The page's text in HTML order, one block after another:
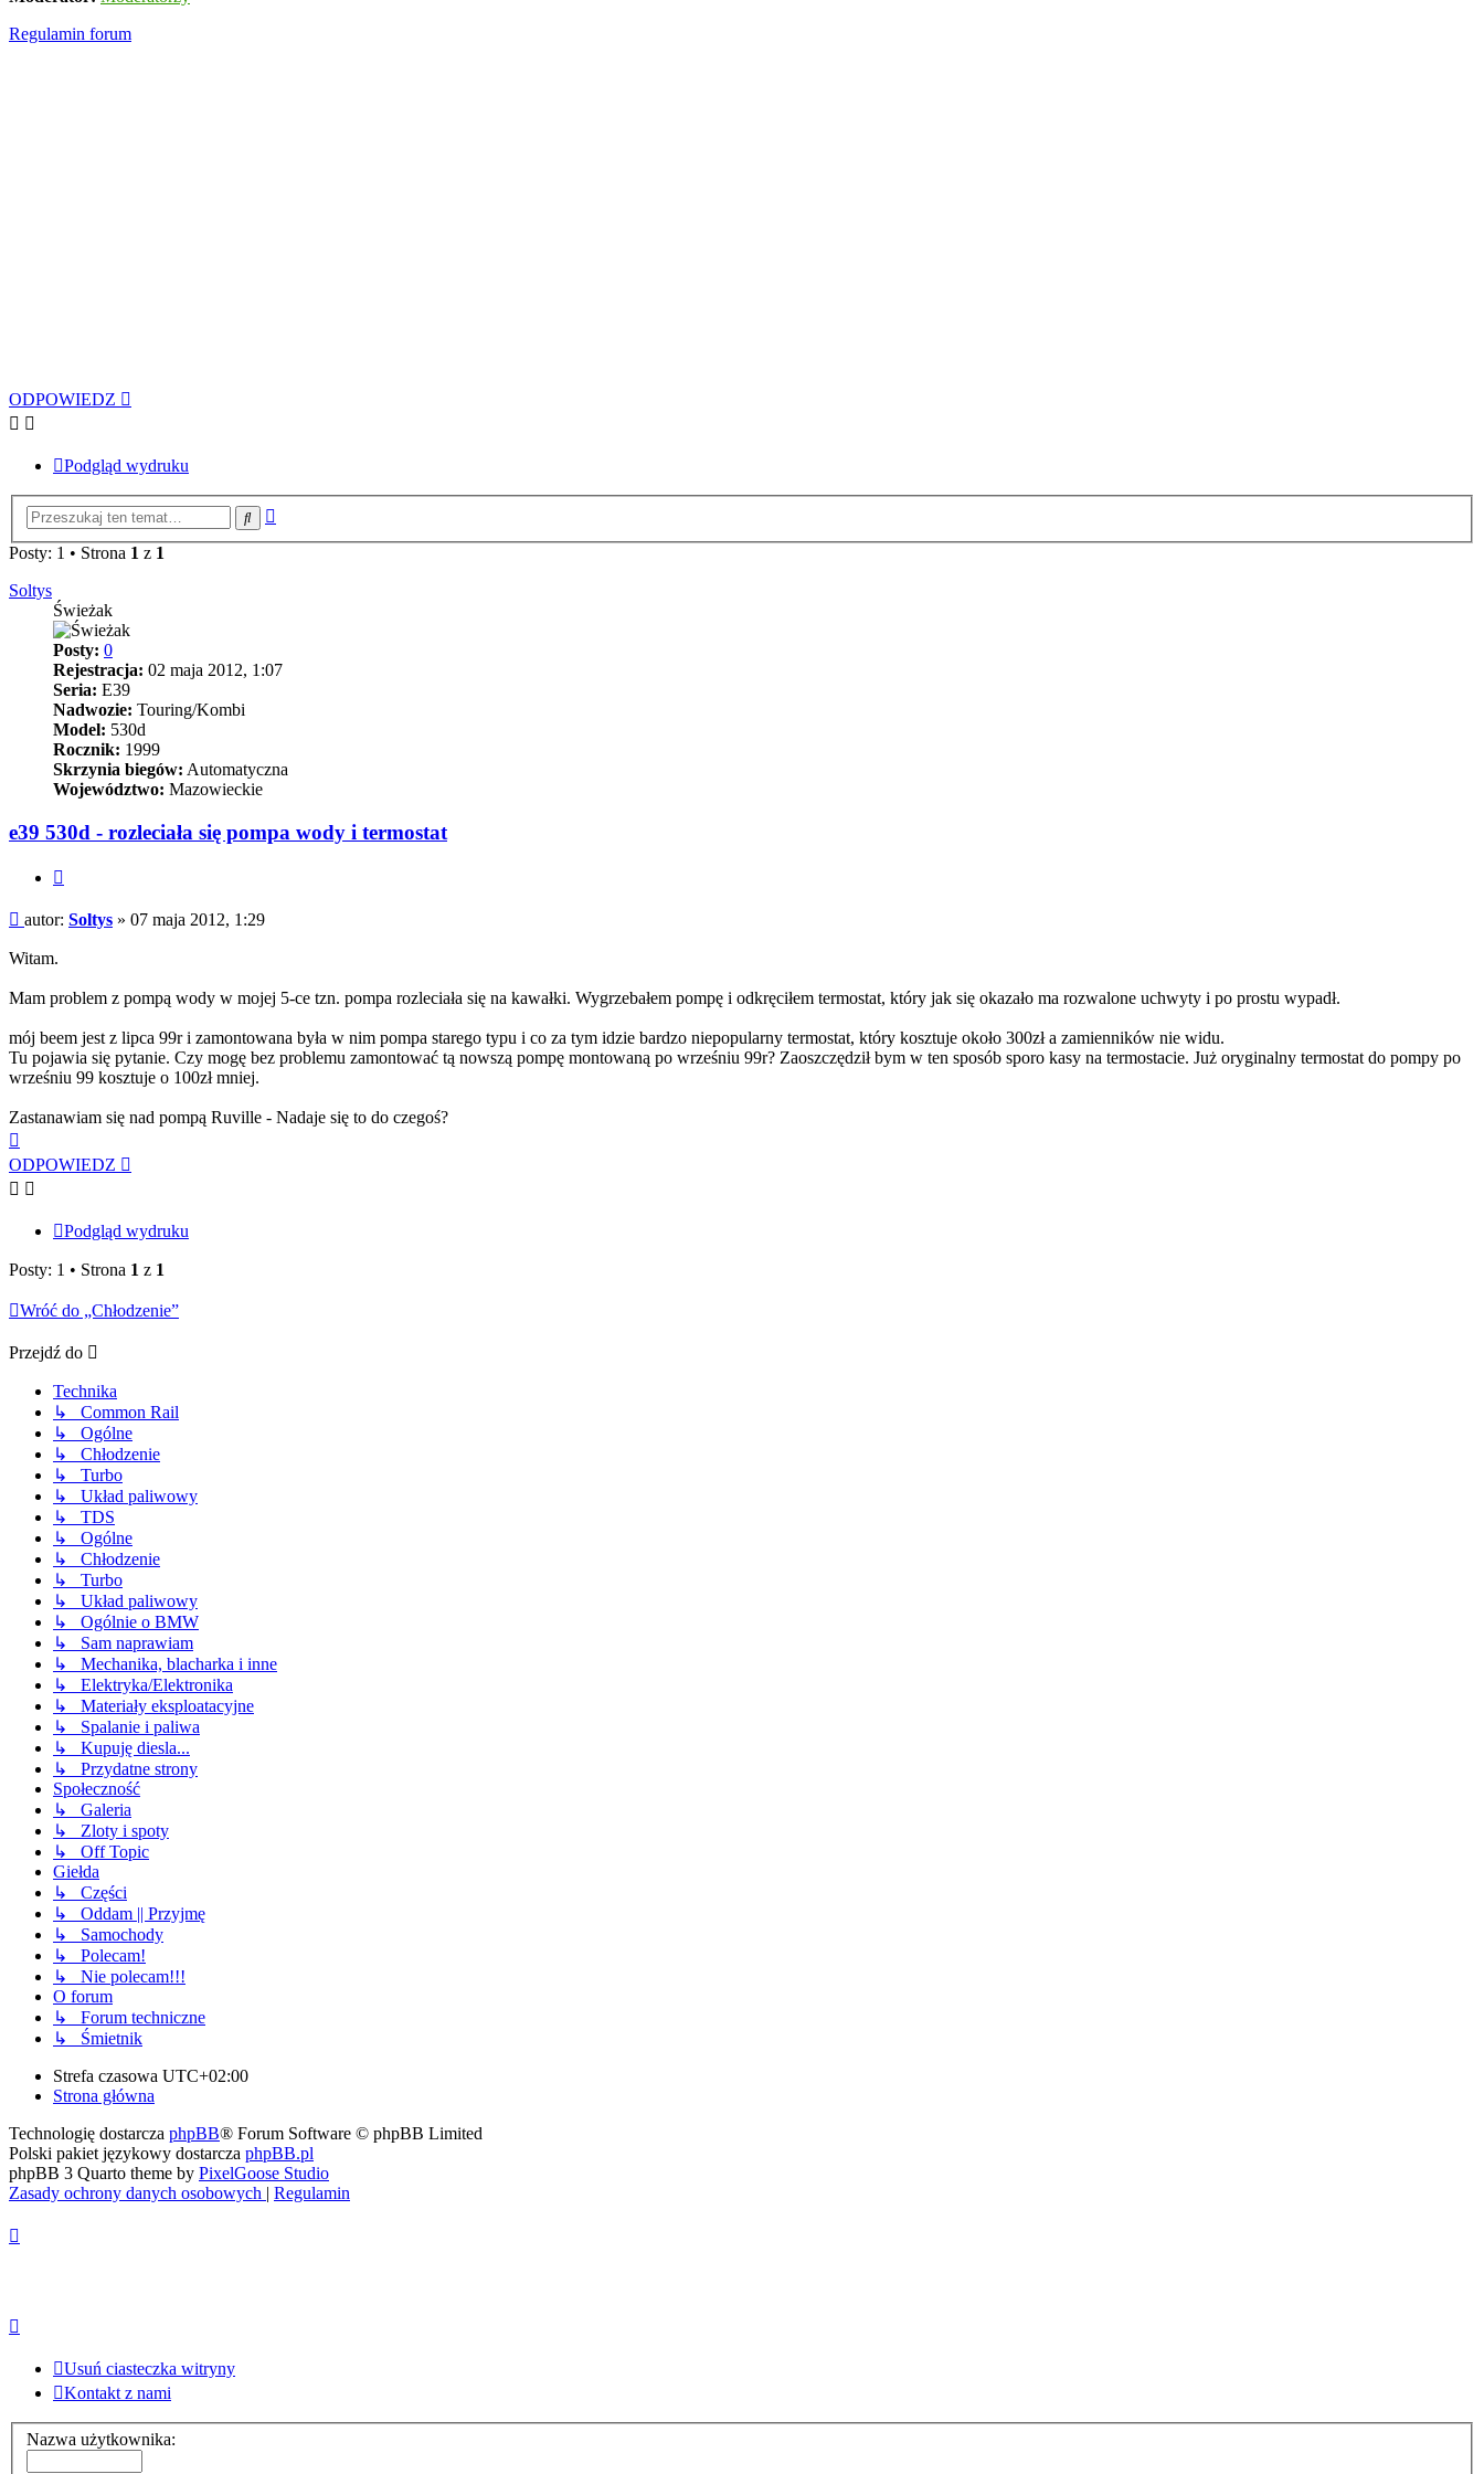
Regulamin forum
ODPOWIEDZ
Podgląd wydruku
Szukaj
Posty: 1 • Strona 1 z 1
Soltys
Świeżak
Posty: 0
Rejestracja: 02 maja 2012, 1:07
Seria: E39
Nadwozie: Touring/Kombi
Model: 530d
Rocznik: 1999
Skrzynia biegów: Automatyczna
Województwo: Mazowieckie
e39 530d - rozleciała się pompa wody i termostat
Post
autor: Soltys » 07 maja 2012, 1:29
Witam.
Mam problem z pompą wody w mojej 5-ce tzn. pompa rozleciała się na kawałki. Wygrzebałem pompę i odkręciłem termostat, który jak się okazało ma rozwalone uchwyty i po prostu wypadł.
mój beem jest z lipca 99r i zamontowana była w nim pompa starego typu i co za tym idzie bardzo niepopularny termostat, który kosztuje około 300zł a zamienników nie widu.
Tu pojawia się pytanie. Czy mogę bez problemu zamontować tą nowszą pompę montowaną po wrześniu 99r? Zaoszczędził bym w ten sposób sporo kasy na termostacie. Już oryginalny termostat do pompy po
wrześniu 99 kosztuje o 100zł mniej.
Zastanawiam się nad pompą Ruville - Nadaje się to do czegoś?
górę
ODPOWIEDZ
Podgląd wydruku
Posty: 1 • Strona 1 z 1
Wróć do „Chłodzenie”
Przejdź do
Technika
↳ Common Rail
↳ Ogólne
↳ Chłodzenie
↳ Turbo
↳ Układ paliwowy
↳ TDS
↳ Ogólne
↳ Chłodzenie
↳ Turbo
↳ Układ paliwowy
↳ Ogólnie o BMW
↳ Sam naprawiam
↳ Mechanika, blacharka i inne
↳ Elektryka/Elektronika
↳ Materiały eksploatacyjne
↳ Spalanie i paliwa
↳ Kupuję diesla...
↳ Przydatne strony
Społeczność
↳ Galeria
↳ Zloty i spoty
↳ Off Topic
Giełda
↳ Części
↳ Oddam || Przyjmę
↳ Samochody
↳ Polecam!
↳ Nie polecam!!!
O forum
↳ Forum techniczne
↳ Śmietnik
Strefa czasowa UTC+02:00
Strona główna
Technologię dostarcza phpBB® Forum Software © phpBB Limited
Polski pakiet językowy dostarcza phpBB.pl
phpBB 3 Quarto theme by PixelGoose Studio
Zasady ochrony danych osobowych | Regulamin
Usuń ciasteczka witryny
Kontakt z nami
Nazwa użytkownika: